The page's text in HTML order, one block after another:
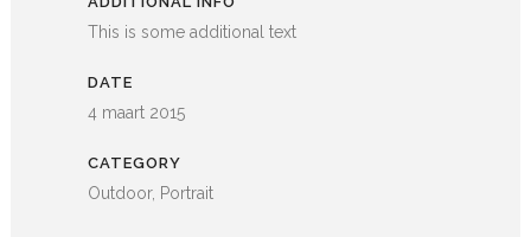
This is some additional text
DATE
4 maart 2015
CATEGORY
Outdoor, Portrait